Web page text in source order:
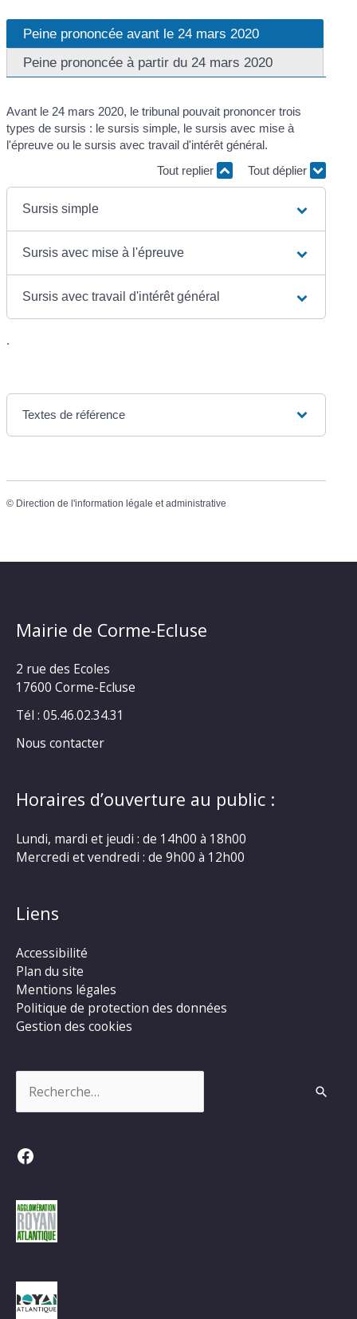
Peine prononcée avant le 24 mars 2020
Peine prononcée à partir du 24 mars 2020
Avant le 24 mars 2020, le tribunal pouvait prononcer trois
types de sursis : le sursis simple, le sursis avec mise à
l'épreuve ou le sursis avec travail d'intérêt général.
Tout replier
Tout déplier
Sursis simple
Sursis avec mise à l'épreuve
Sursis avec travail d'intérêt général
.
Textes de référence
© Direction de l'information légale et administrative
Mairie de Corme-Ecluse
2 rue des Ecoles
17600 Corme-Ecluse
Tél : 05.46.02.34.31
Nous contacter
Horaires d’ouverture au public :
Lundi, mardi et jeudi : de 14h00 à 18h00
Mercredi et vendredi : de 9h00 à 12h00
Liens
Accessibilité
Plan du site
Mentions légales
Politique de protection des données
Gestion des cookies
Facebook